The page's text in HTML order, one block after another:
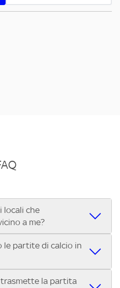
locali che
a me?
o locale vicino a te per
la Serie C Sky Wifi, la
Europa League, la UEFA
Formula 1®, la MotoGP™ e
le partite di calcio in
ristoranti mostrano le partite
trasmette la partita